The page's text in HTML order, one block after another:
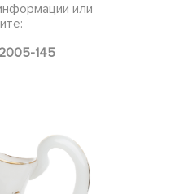
или
145